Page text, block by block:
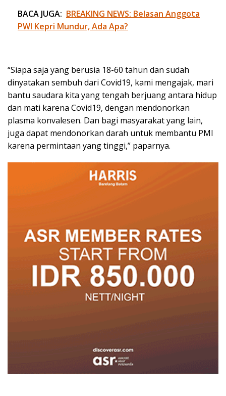
BACA JUGA: BREAKING NEWS: Belasan Anggota
PWI Kepri Mundur, Ada Apa?
“Siapa saja yang berusia 18-60 tahun dan sudah
dinyatakan sembuh dari Covid19, kami mengajak, mari
bantu saudara kita yang tengah berjuang antara hidup
dan mati karena Covid19, dengan mendonorkan
plasma konvalesen. Dan bagi masyarakat yang lain,
juga dapat mendonorkan darah untuk membantu PMI
karena permintaan yang tinggi,” paparnya.